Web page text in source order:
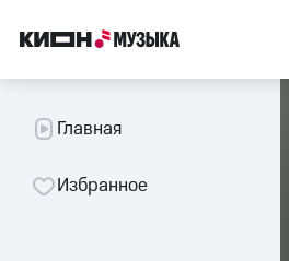
Главная
Избранное